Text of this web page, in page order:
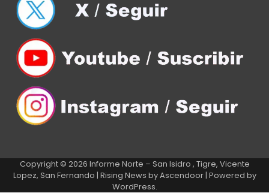
Copyright © 2026 Informe Norte – San Isidro , Tigre, Vicente
Lopez, San Fernando | Rising News byAscendoor| Powered by
WordPress.